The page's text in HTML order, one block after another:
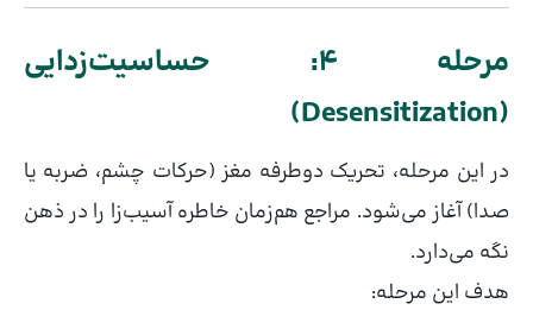
مرحله ۴: حساسیت‌زدایی
(Desensitization)
در این مرحله، تحریک دوطرفه مغز (حرکات چشم، ضربه یا
صدا) آغاز می‌شود. مراجع هم‌زمان خاطره آسیب‌زا را در ذهن
نگه می‌دارد.
هدف این مرحله: